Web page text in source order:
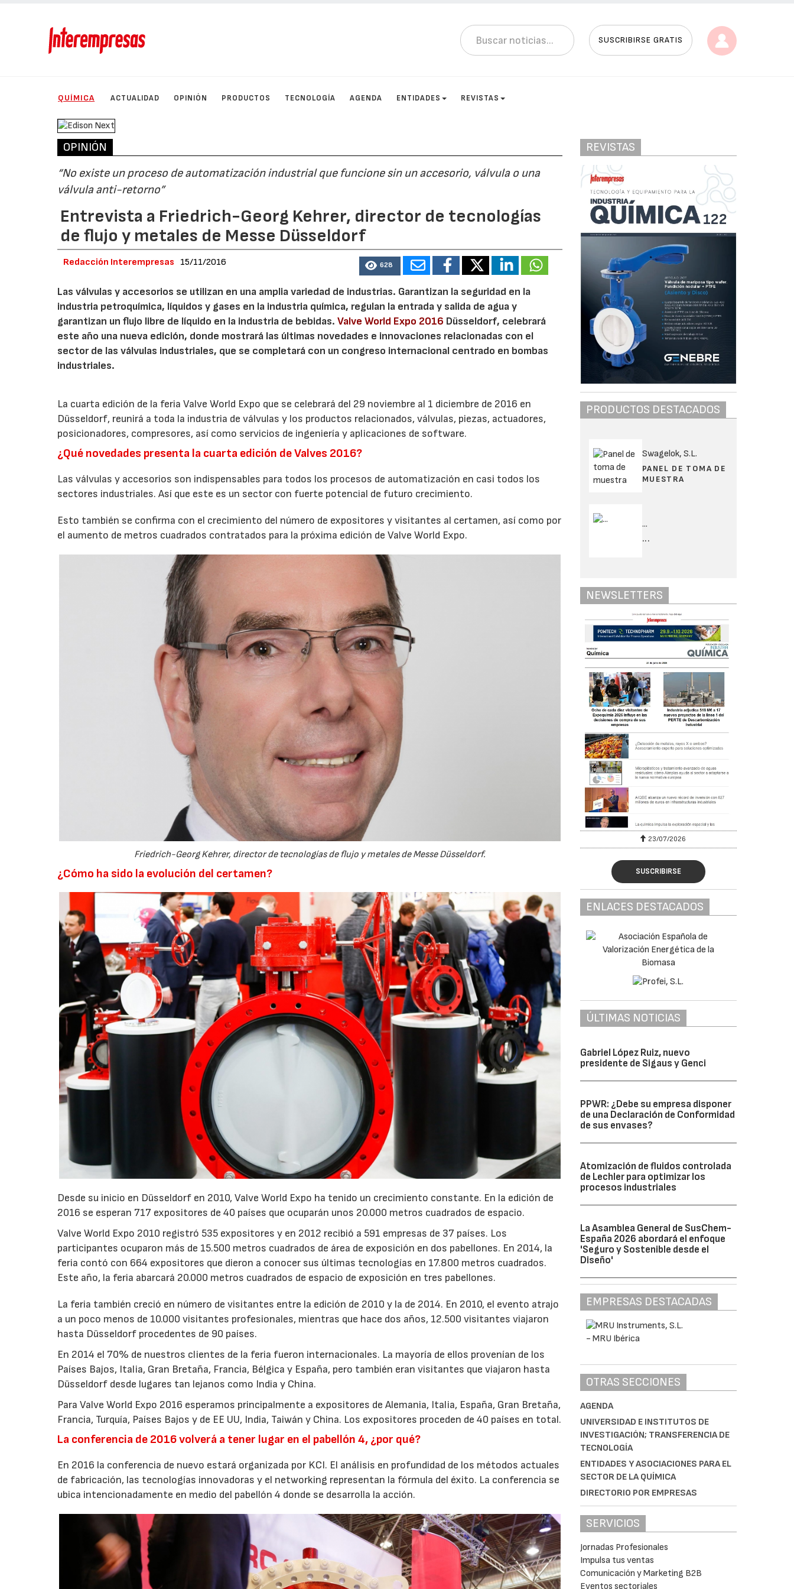
SUSCRIBIRSE GRATIS
QUÍMICA ACTUALIDAD OPINIÓN PRODUCTOS TECNOLOGÍA AGENDA ENTIDADES REVISTAS
OPINIÓN
“No existe un proceso de automatización industrial que funcione sin un accesorio, válvula o una
válvula anti-retorno”
Entrevista a Friedrich-Georg Kehrer, director de tecnologías
de flujo y metales de Messe Düsseldorf
Redacción Interempresas 15/11/2016 628
Las válvulas y accesorios se utilizan en una amplia variedad de industrias. Garantizan la seguridad en la
industria petroquímica, líquidos y gases en la industria química, regulan la entrada y salida de agua y
garantizan un flujo libre de líquido en la industria de bebidas.Valve World Expo 2016 Düsseldorf, celebrará
este año una nueva edición, donde mostrará las últimas novedades e innovaciones relacionadas con el
sector de las válvulas industriales, que se completará con un congreso internacional centrado en bombas
industriales.
La cuarta edición de la feria Valve World Expo que se celebrará del 29 noviembre al 1 diciembre de 2016 en
Düsseldorf, reunirá a toda la industria de válvulas y los productos relacionados, válvulas, piezas, actuadores,
posicionadores, compresores, así como servicios de ingeniería y aplicaciones de software.
¿Qué novedades presenta la cuarta edición de Valves 2016?
Las válvulas y accesorios son indispensables para todos los procesos de automatización en casi todos los
sectores industriales. Así que este es un sector con fuerte potencial de futuro crecimiento.
Esto también se confirma con el crecimiento del número de expositores y visitantes al certamen, así como por
el aumento de metros cuadrados contratados para la próxima edición de Valve World Expo.
Friedrich-Georg Kehrer, director de tecnologías de flujo y metales de Messe Düsseldorf.
¿Cómo ha sido la evolución del certamen?
Desde su inicio en Düsseldorf en 2010, Valve World Expo ha tenido un crecimiento constante. En la edición de
2016 se esperan 717 expositores de 40 países que ocuparán unos 20.000 metros cuadrados de espacio.
Valve World Expo 2010 registró 535 expositores y en 2012 recibió a 591 empresas de 37 países. Los
participantes ocuparon más de 15.500 metros cuadrados de área de exposición en dos pabellones. En 2014, la
feria contó con 664 expositores que dieron a conocer sus últimas tecnologías en 17.800 metros cuadrados.
Este año, la feria abarcará 20.000 metros cuadrados de espacio de exposición en tres pabellones.
La feria también creció en número de visitantes entre la edición de 2010 y la de 2014. En 2010, el evento atrajo
a un poco menos de 10.000 visitantes profesionales, mientras que hace dos años, 12.500 visitantes viajaron
hasta Düsseldorf procedentes de 90 países.
En 2014 el 70% de nuestros clientes de la feria fueron internacionales. La mayoría de ellos provenían de los
Países Bajos, Italia, Gran Bretaña, Francia, Bélgica y España, pero también eran visitantes que viajaron hasta
Düsseldorf desde lugares tan lejanos como India y China.
Para Valve World Expo 2016 esperamos principalmente a expositores de Alemania, Italia, España, Gran Bretaña,
Francia, Turquía, Países Bajos y de EE UU, India, Taiwán y China. Los expositores proceden de 40 países en total.
La conferencia de 2016 volverá a tener lugar en el pabellón 4, ¿por qué?
En 2016 la conferencia de nuevo estará organizada por KCI. El análisis en profundidad de los métodos actuales
de fabricación, las tecnologías innovadoras y el networking representan la fórmula del éxito. La conferencia se
ubica intencionadamente en medio del pabellón 4 donde se desarrolla la acción.
REVISTAS
PRODUCTOS DESTACADOS
Swagelok, S.L.
PANEL DE TOMA DE
MUESTRA
...
...
NEWSLETTERS
23/07/2026 23/07/2026
SUSCRIBIRSE
ENLACES DESTACADOS
ÚLTIMAS NOTICIAS
Gabriel López Ruiz, nuevo
presidente de Sigaus y Genci
PPWR: ¿Debe su empresa disponer
de una Declaración de Conformidad
de sus envases?
Atomización de fluidos controlada
de Lechler para optimizar los
procesos industriales
La Asamblea General de SusChem-
España 2026 abordará el enfoque
'Seguro y Sostenible desde el
Diseño'
EMPRESAS DESTACADAS
OTRAS SECCIONES
AGENDA
UNIVERSIDAD E INSTITUTOS DE
INVESTIGACIÓN; TRANSFERENCIA DE
TECNOLOGÍA
ENTIDADES Y ASOCIACIONES PARA EL
SECTOR DE LA QUÍMICA
DIRECTORIO POR EMPRESAS
SERVICIOS
Jornadas Profesionales
Impulsa tus ventas
Comunicación y Marketing B2B
Eventos sectoriales